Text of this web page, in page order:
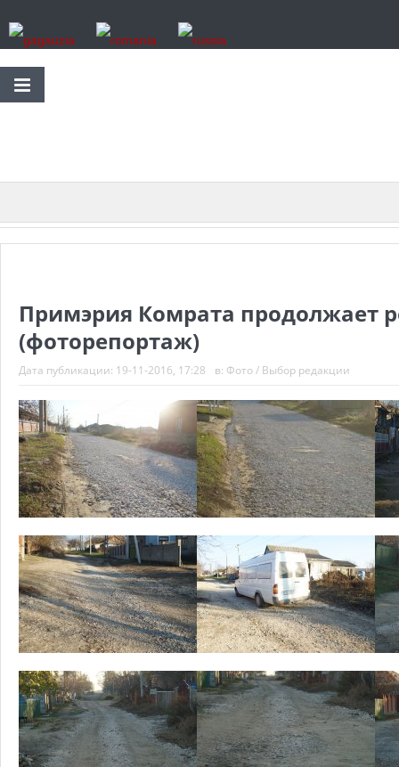
Примэрия Комрата продолжает
(фоторепортаж)
Дата публикации: 19-11-2016, 17:28 в: Фото/ Выбор редакции